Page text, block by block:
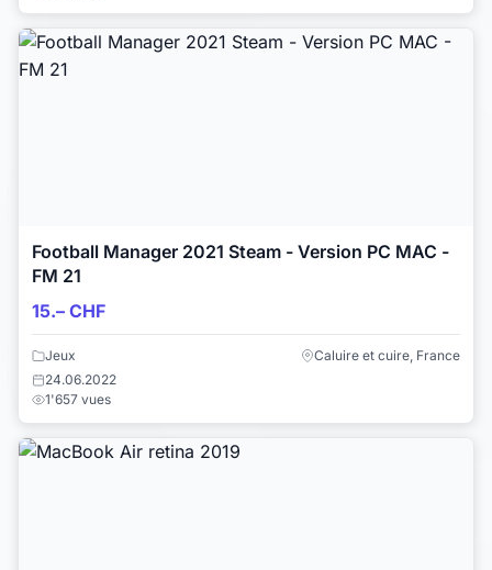
Football Manager 2021 Steam - Version PC MAC -
FM 21
15.– CHF
Jeux
Caluire et cuire, France
24.06.2022
1'657 vues